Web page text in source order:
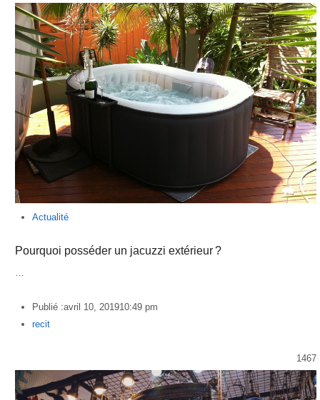
Actualité
Pourquoi posséder un jacuzzi extérieur ?
Publié :avril 10, 201910:49 pm
Author
recit
1467